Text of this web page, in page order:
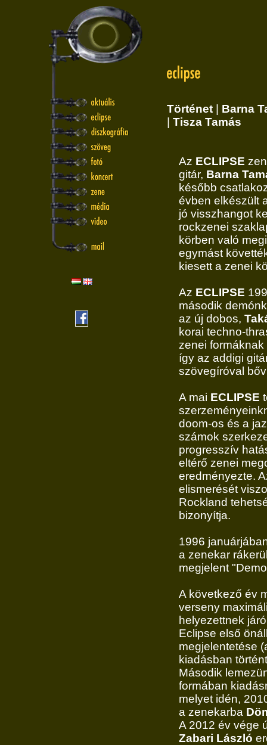
Történet
Barna
Tisza Tamás
Az ECLIPSE
gitár, Barna
később
évben elkészült
jó visszhangot
rockzenei
körben való
egymást
kiesett a zenei
Az ECLIPSE
második
az új dobos,
korai techno-
zenei
így az addigi
szövegíróval
A mai ECLIPSE
doom-os és a
számok
progresszív
eltérő zenei
eredményezte.
elismerését
Rockland
bizonyítja.
1996
a zenekar
megjelent
A következő év
verseny
helyezettnek
Eclipse első
megjelentetése
kiadásban
Második
formában
melyet idén,
a zenekarba
A 2012 év vége
Zabari László